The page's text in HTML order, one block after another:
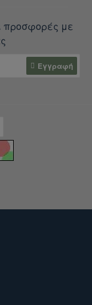
προσφορές με
Εγγραφή